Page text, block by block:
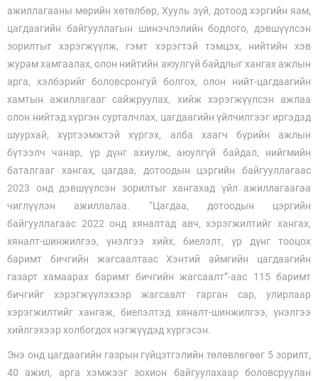
ажиллагааны мөрийн хөтөлбөр, Хууль зүй, дотоод хэргийн яам,
цагдаагийн байгууллагын шинэчлэлийн бодлого, дэвшүүлсэн
зорилтыг хэрэгжүүлж, гэмт хэрэгтэй тэмцэх, нийтийн хэв
журам хамгаалах, олон нийтийн аюулгүй байдлыг хангах ажлын
арга, хэлбэрийг боловсронгуй болгох, олон нийт-цагдаагийн
хамтын ажиллагааг сайжруулах, хийж хэрэгжүүлсэн ажлаа
олон нийтэд хүргэн сурталчлах, цагдаагийн үйлчилгээг иргэдэд
шуурхай, хүртээмжтэй хүргэх, алба хаагч бүрийн ажлын
бүтээлч чанар, үр дүнг ахиулж, аюулгүй байдал, нийгмийн
баталгааг хангах, цагдаа, дотоодын цэргийн байгууллагаас
2023 онд дэвшүүлсэн зорилтыг хангахад үйл ажиллагаагаа
чиглүүлэн ажиллалаа. “Цагдаа, дотоодын цэргийн
байгууллагаас 2022 онд хяналтад авч, хэрэгжилтийг хангах,
хяналт-шинжилгээ, үнэлгээ хийх, биелэлт, үр дүнг тооцох
баримт бичгийн жагсаалтаас Хэнтий аймгийн цагдаагийн
газарт хамаарах баримт бичгийн жагсаалт”-аас 115 баримт
бичгийг хэрэгжүүлэхээр жагсаалт гарган сар, улирлаар
хэрэгжилтийг хангаж, биелэлтэд хяналт-шинжилгээ, үнэлгээ
хийлгэхээр холбогдох нэгжүүдэд хүргэсэн.
Энэ онд цагдаагийн газрын гүйцэтгэлийн төлөвлөгөөг 5 зорилт,
40 ажил, арга хэмжээг зохион байгуулахаар боловсруулан